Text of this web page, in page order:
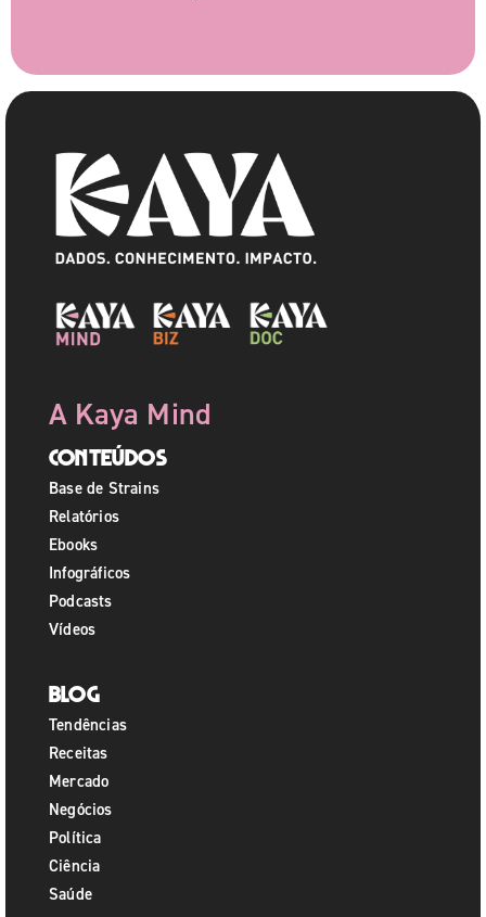
A Kaya Mind
Conteúdos
Base de Strains
Relatórios
Ebooks
Infográficos
Podcasts
Vídeos
Blog
Tendências
Receitas
Mercado
Negócios
Política
Ciência
Saúde